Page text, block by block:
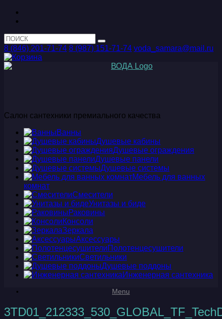
8 (846) 201-71-74 8 (987) 151-71-74 voda_samara@mail.ru
Салон сантехники премиального качества
Ванны
Душевые кабины
Душевые ограждения
Душевые панели
Душевые системы
Мебель для ванных
комнат
Смесители
Унитазы и биде
Раковины
Консоли
Зеркала
Аксессуары
Полотенцесушители
Светильники
Душевые поддоны
Инженерная сантехника
Menu